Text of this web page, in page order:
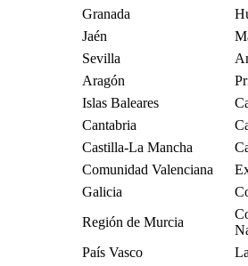
Granada
Jaén
Sevilla
Aragón
Islas Baleares
Cantabria
Castilla-La Mancha
Comunidad Valenciana
Galicia
Región de Murcia
País Vasco